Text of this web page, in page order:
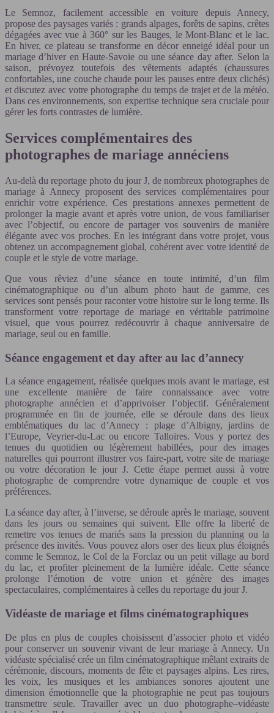
Le Semnoz, facilement accessible en voiture depuis Annecy,
propose des paysages variés : grands alpages, forêts de sapins, crêtes
dégagées avec vue à 360° sur les Bauges, le Mont-Blanc et le lac.
En hiver, ce plateau se transforme en décor enneigé idéal pour un
mariage d’hiver en Haute-Savoie ou une séance day after. Selon la
saison, prévoyez toutefois des vêtements adaptés (chaussures
confortables, une couche chaude pour les pauses entre deux clichés)
et discutez avec votre photographe du temps de trajet et de la météo.
Dans ces environnements, son expertise technique sera cruciale pour
gérer les forts contrastes de lumière.
Services complémentaires des
photographes de mariage annéciens
Au-delà du reportage photo du jour J, de nombreux photographes de
mariage à Annecy proposent des services complémentaires pour
enrichir votre expérience. Ces prestations annexes permettent de
prolonger la magie avant et après votre union, de vous familiariser
avec l’objectif, ou encore de partager vos souvenirs de manière
élégante avec vos proches. En les intégrant dans votre projet, vous
obtenez un accompagnement global, cohérent avec votre identité de
couple et le style de votre mariage.
Que vous rêviez d’une séance en toute intimité, d’un film
cinématographique ou d’un album photo haut de gamme, ces
services sont pensés pour raconter votre histoire sur le long terme. Ils
transforment votre reportage de mariage en véritable patrimoine
visuel, que vous pourrez redécouvrir à chaque anniversaire de
mariage, seul ou en famille.
Séance engagement et day after au lac d’annecy
La séance engagement, réalisée quelques mois avant le mariage, est
une excellente manière de faire connaissance avec votre
photographe annécien et d’apprivoiser l’objectif. Généralement
programmée en fin de journée, elle se déroule dans des lieux
emblématiques du lac d’Annecy : plage d’Albigny, jardins de
l’Europe, Veyrier-du-Lac ou encore Talloires. Vous y portez des
tenues du quotidien ou légèrement habillées, pour des images
naturelles qui pourront illustrer vos faire-part, votre site de mariage
ou votre décoration le jour J. Cette étape permet aussi à votre
photographe de comprendre votre dynamique de couple et vos
préférences.
La séance day after, à l’inverse, se déroule après le mariage, souvent
dans les jours ou semaines qui suivent. Elle offre la liberté de
remettre vos tenues de mariés sans la pression du planning ou la
présence des invités. Vous pouvez alors oser des lieux plus éloignés
comme le Semnoz, le Col de la Forclaz ou un petit village au bord
du lac, et profiter pleinement de la lumière idéale. Cette séance
prolonge l’émotion de votre union et génère des images
spectaculaires, complémentaires à celles du reportage du jour J.
Vidéaste de mariage et films cinématographiques
De plus en plus de couples choisissent d’associer photo et vidéo
pour conserver un souvenir vivant de leur mariage à Annecy. Un
vidéaste spécialisé crée un film cinématographique mêlant extraits de
cérémonie, discours, moments de fête et paysages alpins. Les rires,
les voix, les musiques et les ambiances sonores ajoutent une
dimension émotionnelle que la photographie ne peut pas toujours
transmettre seule. Travailler avec un duo photographe–vidéaste